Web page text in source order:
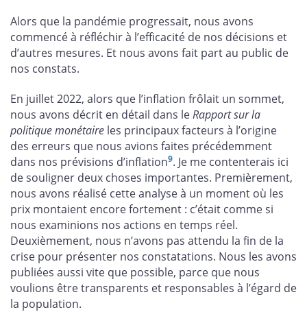
Alors que la pandémie progressait, nous avons
commencé à réfléchir à l’efficacité de nos décisions et
d’autres mesures. Et nous avons fait part au public de
nos constats.
En juillet 2022, alors que l’inflation frôlait un sommet,
nous avons décrit en détail dans leRapport sur la
politique monétaire les principaux facteurs à l’origine
des erreurs que nous avions faites précédemment
dans nos prévisions d’inflation9. Je me contenterais ici
de souligner deux choses importantes. Premièrement,
nous avons réalisé cette analyse à un moment où les
prix montaient encore fortement : c’était comme si
nous examinions nos actions en temps réel.
Deuxièmement, nous n’avons pas attendu la fin de la
crise pour présenter nos constatations. Nous les avons
publiées aussi vite que possible, parce que nous
voulions être transparents et responsables à l’égard de
la population.